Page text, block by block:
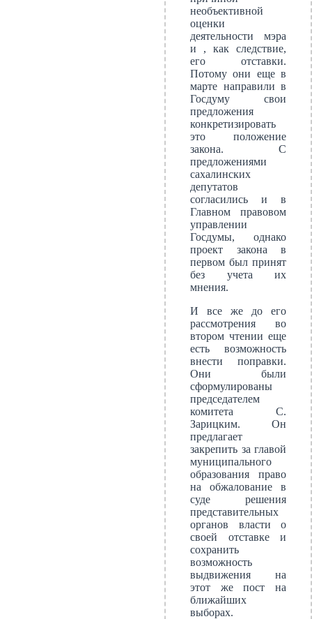
необъективной
оценки
деятельности мэра
и , как следствие,
его отставки.
Потому они еще в
марте направили в
Госдуму свои
предложения
конкретизировать
это положение
закона. С
предложениями
сахалинских
депутатов
согласились и в
Главном правовом
управлении
Госдумы, однако
проект закона в
первом был принят
без учета их
мнения.
И все же до его
рассмотрения во
втором чтении еще
есть возможность
внести поправки.
Они были
сформулированы
председателем
комитета С.
Зарицким. Он
предлагает
закрепить за главой
муниципального
образования право
на обжалование в
суде решения
представительных
органов власти о
своей отставке и
сохранить
возможность
выдвижения на
этот же пост на
ближайших
выборах.